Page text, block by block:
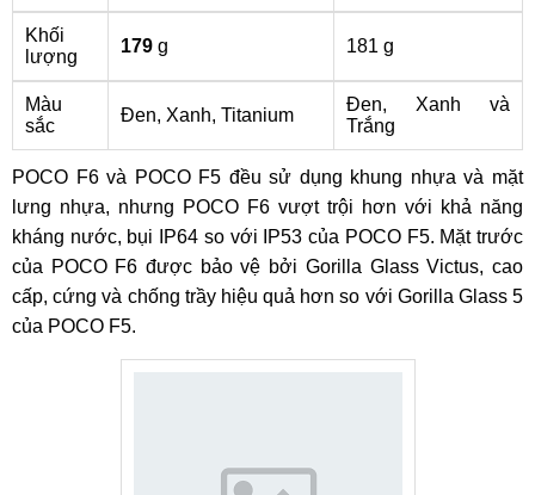
Khối
lượng
179 g 181 g
Màu
sắc
Đen, Xanh, Titanium
Đen, Xanh và
Trắng
POCO F6 và POCO F5 đều sử dụng khung nhựa và mặt
lưng nhựa, nhưng POCO F6 vượt trội hơn với khả năng
kháng nước, bụi IP64 so với IP53 của POCO F5. Mặt trước
của POCO F6 được bảo vệ bởi Gorilla Glass Victus, cao
cấp, cứng và chống trầy hiệu quả hơn so với Gorilla Glass 5
của POCO F5.